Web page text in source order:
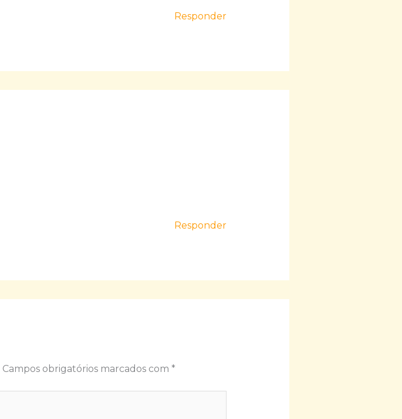
Responder
Responder
Campos obrigatórios marcados com *